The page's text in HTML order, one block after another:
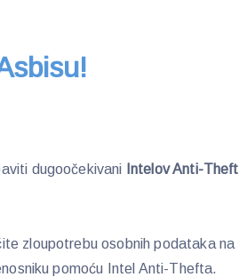
dugoočekivani Intelov Anti-Theft
zloupotrebu osobnih podataka na
pomoću Intel Anti-Thefta.